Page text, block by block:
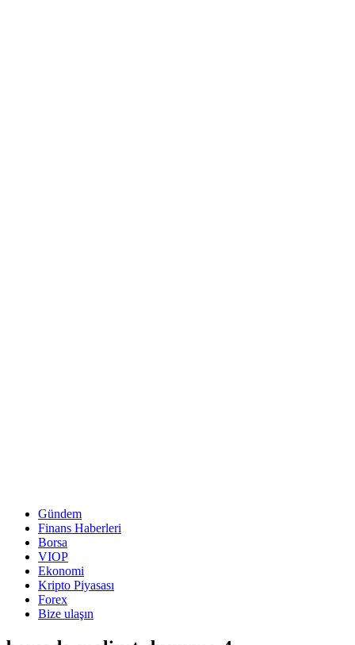
Gündem
Finans Haberleri
Borsa
VIOP
Ekonomi
Kripto Piyasası
Forex
Bize ulaşın